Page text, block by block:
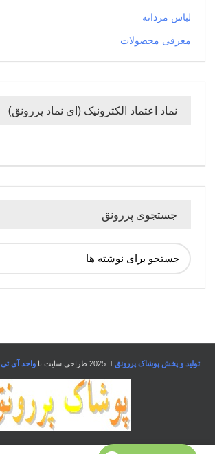
لباس مردانه
معرفی محصولات
نماد اعتماد الکترونیک (ای نماد پررونق)
جستجوی پررونق
تولید و پخش پوشاک پررونق واحد آی تی